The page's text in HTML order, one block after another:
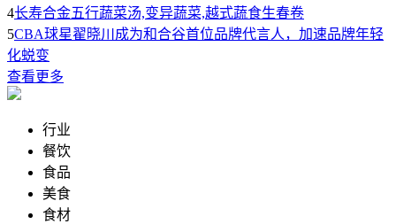
4长寿合金五行蔬菜汤,变异蔬菜,越式蔬食生春卷
5CBA球星翟晓川成为和合谷首位品牌代言人，加速品牌年轻
化蜕变
查看更多
行业
餐饮
食品
美食
食材